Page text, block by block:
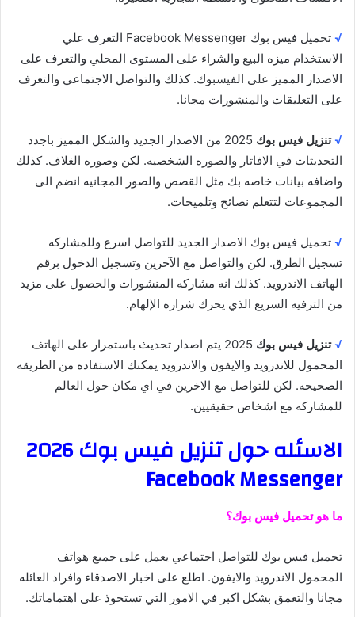
√
تحميل فيس بوك Facebook Messenger التعرف علي
الاستخدام ميزه البيع والشراء على المستوى المحلي والتعرف على
الاصدار المميز على الفيسبوك. كذلك والتواصل الاجتماعي والتعرف
على التعليقات والمنشورات مجانا.
√ تنزيل فيس بوك
2025 من الاصدار الجديد والشكل المميز باجدد
التحديثات في الافاتار والصوره الشخصيه. لكن وصوره الغلاف. كذلك
واضافه بيانات خاصه بك مثل القصص والصور المجانيه انضم الى
المجموعات لتتعلم نصائح وتلميحات.
√ تحميل فيس بوك الاصدار الجديد للتواصل اسرع وللمشاركه
تسجيل الطرق. لكن والتواصل مع الآخرين وتسجيل الدخول برقم
الهاتف الاندرويد. كذلك انه مشاركه المنشورات والحصول على مزيد
من الترفيه السريع الذي يحرك شراره الإلهام.
√ تنزيل فيس بوك
2025 يتم اصدار تحديث باستمرار على الهاتف
المحمول للاندرويد والايفون والاندرويد يمكنك الاستفاده من الطريقه
الصحيحه. لكن للتواصل مع الاخرين في اي مكان حول العالم
للمشاركه مع اشخاص حقيقيين.
الاسئله حول تنزيل فيس بوك 2026
Facebook Messenger
ما هو تحميل فيس بوك؟
تحميل فيس بوك للتواصل اجتماعي يعمل على جميع هواتف
المحمول الاندرويد والايفون. اطلع على اخبار الاصدقاء وافراد العائله
مجانا والتعمق بشكل اكبر في الامور التي تستحوذ على اهتماماتك.